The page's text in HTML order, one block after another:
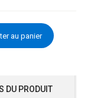
au panier
DU PRODUIT